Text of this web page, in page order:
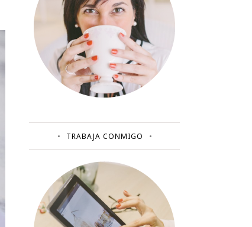
TRABAJA CONMIGO